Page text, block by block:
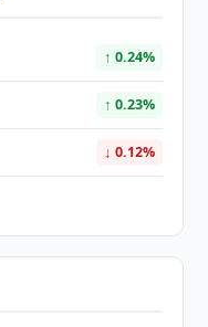
↑ 0.24%
↑ 0.23%
↓ 0.12%